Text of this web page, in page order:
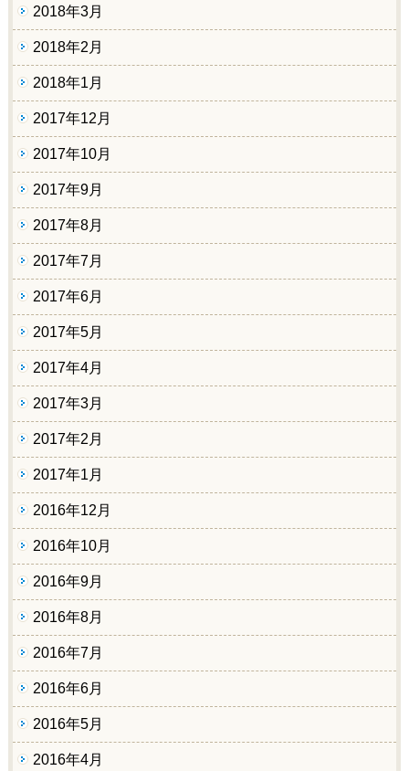
2018年3月
2018年2月
2018年1月
2017年12月
2017年10月
2017年9月
2017年8月
2017年7月
2017年6月
2017年5月
2017年4月
2017年3月
2017年2月
2017年1月
2016年12月
2016年10月
2016年9月
2016年8月
2016年7月
2016年6月
2016年5月
2016年4月